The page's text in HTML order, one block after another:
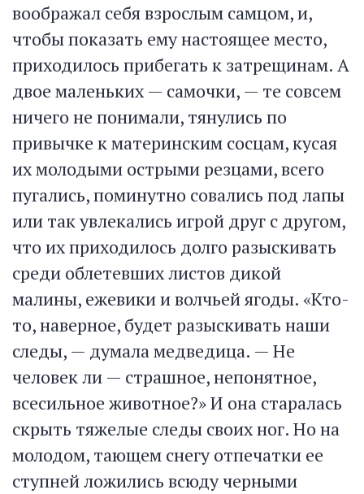
воображал себя взрослым самцом, и,
чтобы показать ему настоящее место,
приходилось прибегать к затрещинам. А
двое маленьких — самочки, — те совсем
ничего не понимали, тянулись по
привычке к материнским сосцам, кусая
их молодыми острыми резцами, всего
пугались, поминутно совались под лапы
или так увлекались игрой друг с другом,
что их приходилось долго разыскивать
среди облетевших листов дикой
малины, ежевики и волчьей ягоды. «Кто-
то, наверное, будет разыскивать наши
следы, — думала медведица. — Не
человек ли — страшное, непонятное,
всесильное животное?» И она старалась
скрыть тяжелые следы своих ног. Но на
молодом, тающем снегу отпечатки ее
ступней ложились всюду черными